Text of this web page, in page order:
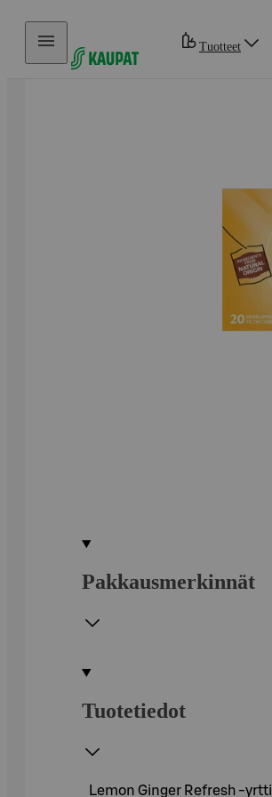
Hyppää sisältöön
Tuotteet
Pakkausmerkinnät
Tuotetiedot
Lemon Ginger Refresh -